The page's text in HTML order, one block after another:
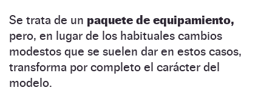
Se trata de un paquete de equipamiento,
pero, en lugar de los habituales cambios
modestos que se suelen dar en estos casos,
transforma por completo el carácter del
modelo.